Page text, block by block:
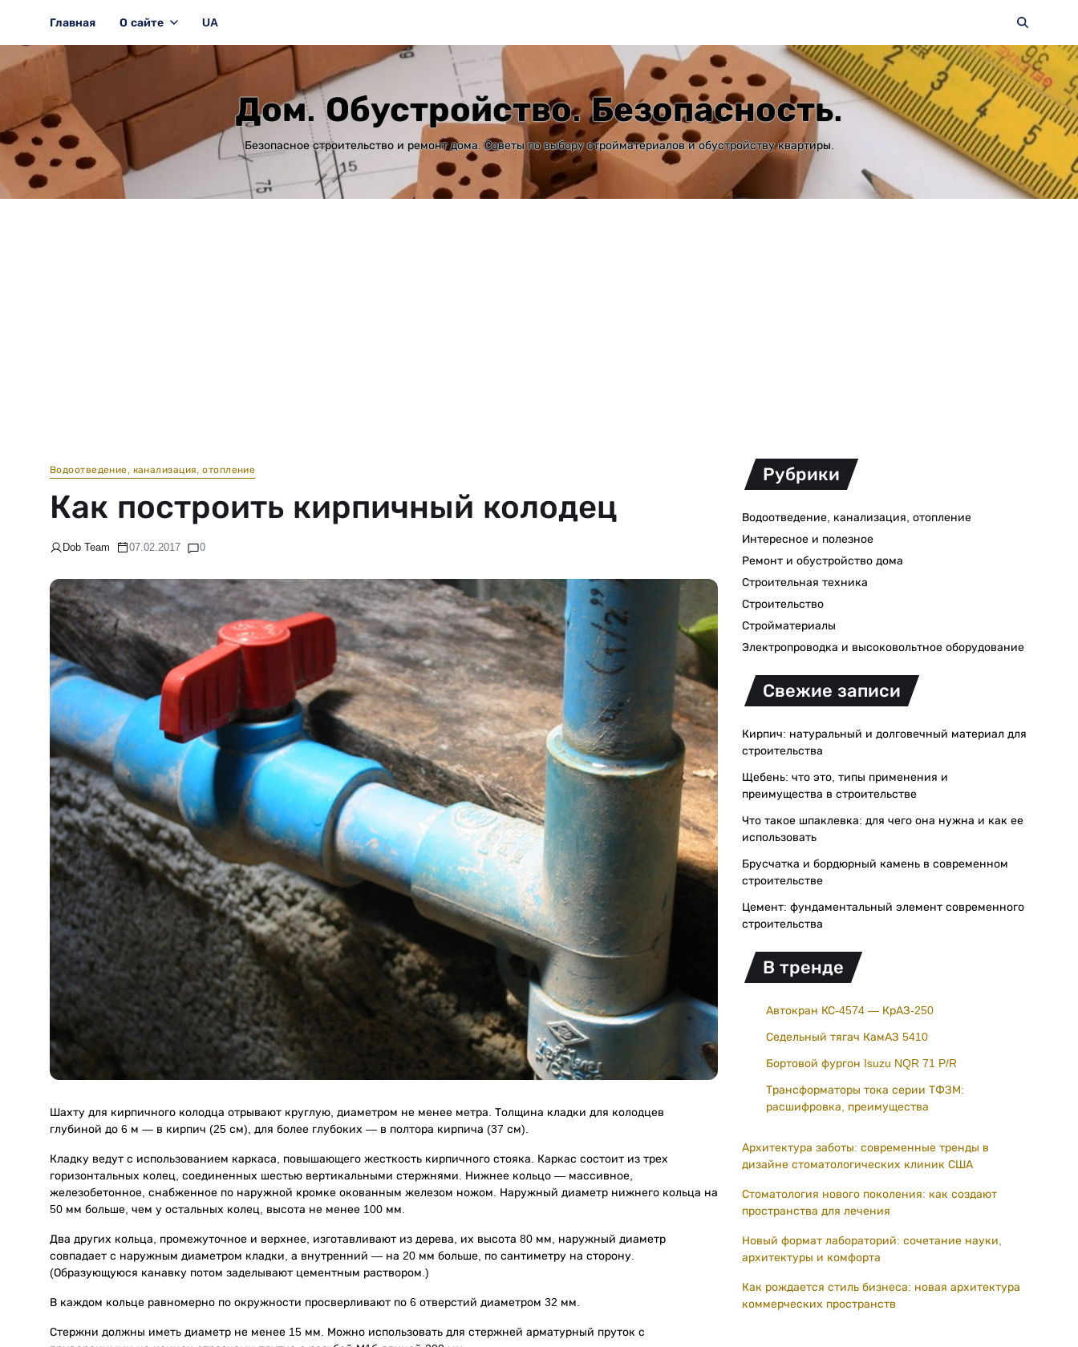
Главная О сайте UA
Дом. Обустройство. Безопасность.
Безопасное строительство и ремонт дома. Советы по выбору стройматериалов и обустройству квартиры.
Водоотведение, канализация, отопление
Как построить кирпичный колодец
Dob Team 07.02.2017 0
Шахту для кирпичного колодца отрывают круглую, диаметром не менее метра. Толщина кладки для колодцев
глубиной до 6 м — в кирпич (25 см), для более глубоких — в полтора кирпича (37 см).
Кладку ведут с использованием каркаса, повышающего жесткость кирпичного стояка. Каркас состоит из трех
горизонтальных колец, соединенных шестью вертикальными стержнями. Нижнее кольцо — массивное,
железобетонное, снабженное по наружной кромке окованным железом ножом. Наружный диаметр нижнего кольца на
50 мм больше, чем у остальных колец, высота не менее 100 мм.
Два других кольца, промежуточное и верхнее, изготавливают из дерева, их высота 80 мм, наружный диаметр
совпадает с наружным диаметром кладки, а внутренний — на 20 мм больше, по сантиметру на сторону.
(Образующуюся канавку потом заделывают цементным раствором.)
В каждом кольце равномерно по окружности просверливают по 6 отверстий диаметром 32 мм.
Стержни должны иметь диаметр не менее 15 мм. Можно использовать для стержней арматурный пруток с
Рубрики
Водоотведение, канализация, отопление
Интересное и полезное
Ремонт и обустройство дома
Строительная техника
Строительство
Стройматериалы
Электропроводка и высоковольтное оборудование
Свежие записи
Кирпич: натуральный и долговечный материал для
строительства
Щебень: что это, типы применения и
преимущества в строительстве
Что такое шпаклевка: для чего она нужна и как ее
использовать
Брусчатка и бордюрный камень в современном
строительстве
Цемент: фундаментальный элемент современного
строительства
В тренде
Автокран КС-4574 — КрАЗ-250
Седельный тягач КамАЗ 5410
Бортовой фургон Isuzu NQR 71 P/R
Трансформаторы тока серии ТФЗМ:
расшифровка, преимущества
Архитектура заботы: современные тренды в
дизайне стоматологических клиник США
Стоматология нового поколения: как создают
пространства для лечения
Новый формат лабораторий: сочетание науки,
архитектуры и комфорта
Как рождается стиль бизнеса: новая архитектура
коммерческих пространств